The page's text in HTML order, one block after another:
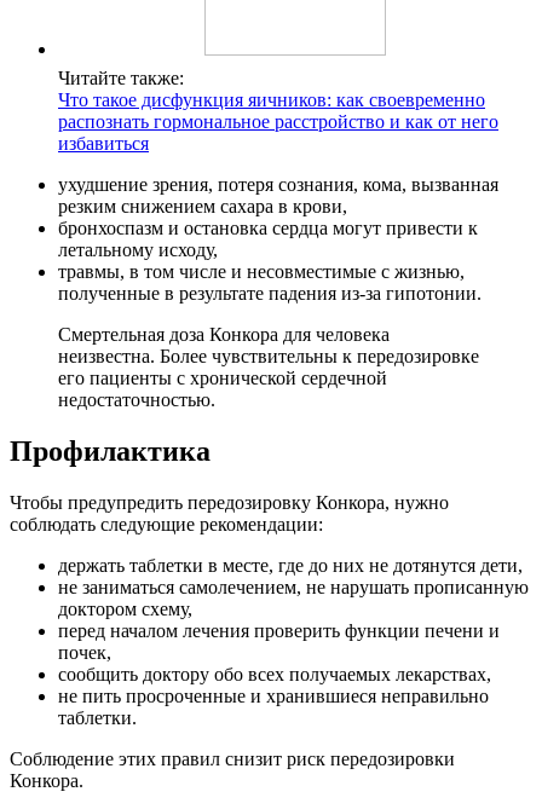
Читайте также:
Что такое дисфункция яичников: как своевременно
распознать гормональное расстройство и как от него
избавиться
ухудшение зрения, потеря сознания, кома, вызванная
резким снижением сахара в крови,
бронхоспазм и остановка сердца могут привести к
летальному исходу,
травмы, в том числе и несовместимые с жизнью,
полученные в результате падения из-за гипотонии.
Смертельная доза Конкора для человека
неизвестна. Более чувствительны к передозировке
его пациенты с хронической сердечной
недостаточностью.
Профилактика
Чтобы предупредить передозировку Конкора, нужно
соблюдать следующие рекомендации:
держать таблетки в месте, где до них не дотянутся дети,
не заниматься самолечением, не нарушать прописанную
доктором схему,
перед началом лечения проверить функции печени и
почек,
сообщить доктору обо всех получаемых лекарствах,
не пить просроченные и хранившиеся неправильно
таблетки.
Соблюдение этих правил снизит риск передозировки
Конкора.